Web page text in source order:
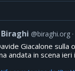
@biraghi.org
Giacalone sulla
andata in scena ieri